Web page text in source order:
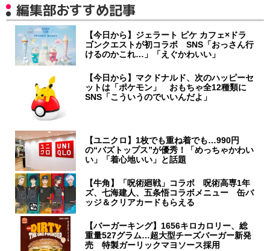
編集部おすすめ記事
【今日から】ジェラート ピケ カフェ×ドラ
ゴンクエストが初コラボ SNS「おっさん行
けるのかこれ…」「えぐかわいい」
【今日から】マクドナルド、次のハッピーセ
ットは「ポケモン」 おもちゃ全12種類に
SNS「こういうのでいいんだよ」
【ユニクロ】1枚でも重ね着でも…990円
の“バズトップス”が優秀！「めっちゃかわい
い」「着心地いい」と話題
【牛角】「呪術廻戦」コラボ 呪術高専1年
ズ、七海建人、五条悟コラボメニュー 缶バ
ッジ＆クリアカードもらえる
【バーガーキング】1656キロカロリー、総
重量527グラム…超大型チーズバーガー新発
売 特製ガーリックマヨソース採用